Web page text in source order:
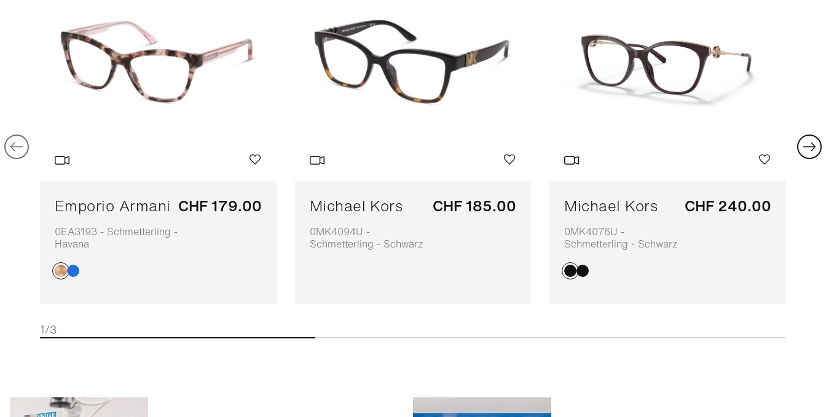
Emporio Armani
0EA3193 - Schmetterling -
Havana
CHF 179.00 Michael Kors
0MK4094U -
Schmetterling - Schwarz
CHF 185.00 Michael Kors
0MK4076U -
Schmetterling - Schwarz
CHF 240.00
1/3